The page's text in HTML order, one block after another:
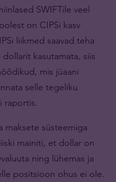
SWIFTile veel
on CIPSi kasv
liikmed saavad teha
kasutamata, siis
mis jüaani
selle tegeliku
raportis.
maksete süsteemiga
mainiti, et dollar on
ning lühemas ja
positsioon ohus ei ole.